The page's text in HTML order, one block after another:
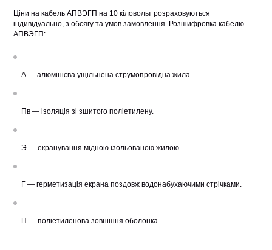
Ціни на кабель АПВЭГП на 10 кіловольт розраховуються
індивідуально, з обсягу та умов замовлення. Розшифровка кабелю
АПВЭГП:
А — алюмінієва ущільнена струмопровідна жила.
Пв — ізоляція зі зшитого поліетилену.
Э — екранування мідною ізольованою жилою.
Г — герметизація екрана поздовж водонабухаючими стрічками.
П — поліетиленова зовнішня оболонка.